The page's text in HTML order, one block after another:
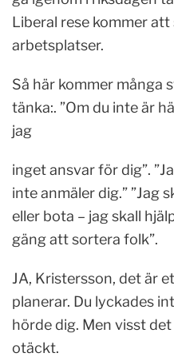
Liberal rese kommer
arbetsplatser.
Så här kommer många
tänka:. ”Om du inte är
jag
inget ansvar för dig”.
inte anmäler dig.” ”Jag
eller bota – jag skall
gäng att sortera folk”.
JA, Kristersson, det är
planerar. Du lyckades
hörde dig. Men visst
otäckt.